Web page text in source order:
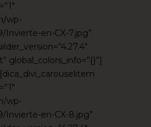
wp-
en-CX-7.jpg”
global_colors_info=”{}”]
wp-
Invierte-en-CX-8.jpg”